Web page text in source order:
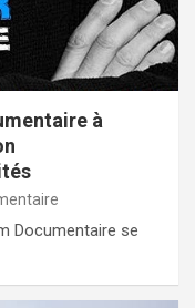
à
Documentaire se